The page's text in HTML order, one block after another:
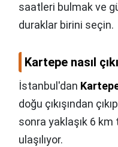
saatleri bulmak ve
duraklar birini seçin.
Kartepe nasıl
İstanbul'dan
doğu çıkışından
sonra yaklaşık 6
ulaşılıyor.